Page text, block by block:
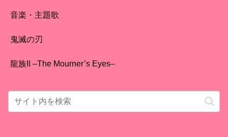
音楽・主題歌
鬼滅の刃
龍族II –The Mourner’s Eyes–